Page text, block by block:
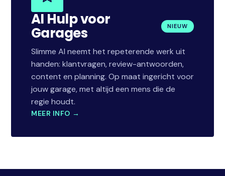
AI Hulp voor
Garages NIEUW
Slimme AI neemt het repeterende werk uit
handen: klantvragen, review-antwoorden,
content en planning. Op maat ingericht voor
jouw garage, met altijd een mens die de
regie houdt.
MEER INFO →